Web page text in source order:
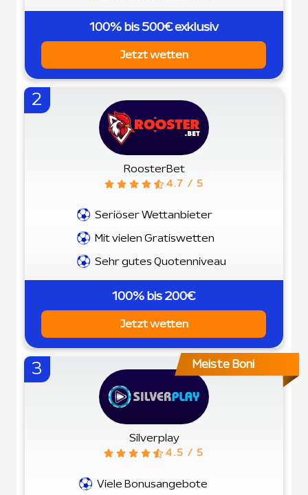
100% bis 500€ exklusiv
Jetzt wetten
2
RoosterBet
4.7 / 5
Seriöser Wettanbieter
Mit vielen Gratiswetten
Sehr gutes Quotenniveau
100% bis 200€
Jetzt wetten
Meiste Boni
3
Silverplay
4.5 / 5
Viele Bonusangebote